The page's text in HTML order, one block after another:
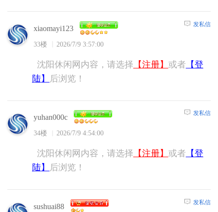
xiaomayi123
33楼 2026/7/9 3:57:00
发私信
沈阳休闲网内容，请选择 【注册】 或者 【登
陆】
后浏览！
yuhan000c
34楼 2026/7/9 4:54:00
发私信
沈阳休闲网内容，请选择 【注册】 或者 【登
陆】
后浏览！
sushuai88 发私信